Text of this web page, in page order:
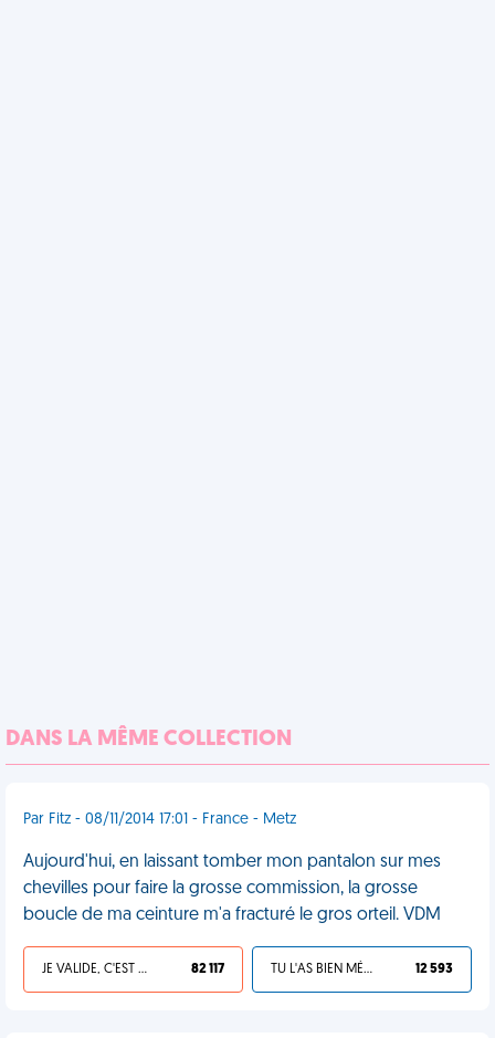
DANS LA MÊME COLLECTION
Par Fitz - 08/11/2014 17:01 - France - Metz
Aujourd'hui, en laissant tomber mon pantalon sur mes
chevilles pour faire la grosse commission, la grosse
boucle de ma ceinture m'a fracturé le gros orteil. VDM
JE VALIDE, C'EST UNE VDM 82 117 TU L'AS BIEN MÉRITÉ 12 593